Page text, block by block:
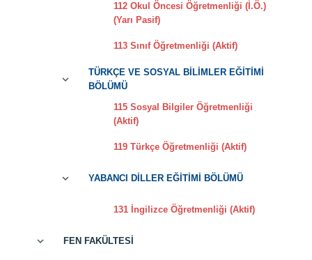
112 Okul Öncesi Öğretmenliği (İ.Ö.)
(Yarı Pasif)
113 Sınıf Öğretmenliği (Aktif)
TÜRKÇE VE SOSYAL BİLİMLER EĞİTİMİ
BÖLÜMÜ
115 Sosyal Bilgiler Öğretmenliği
(Aktif)
119 Türkçe Öğretmenliği (Aktif)
YABANCI DİLLER EĞİTİMİ BÖLÜMÜ
131 İngilizce Öğretmenliği (Aktif)
FEN FAKÜLTESİ